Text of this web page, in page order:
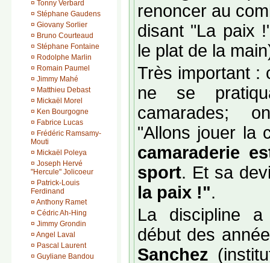
¤ Tonny Verbard
¤ Stéphane Gaudens
¤ Giovany Sorlier
¤ Bruno Courteaud
¤ Stéphane Fontaine
¤ Rodolphe Marlin
¤ Romain Paumel
¤ Jimmy Mahé
¤ Matthieu Debast
¤ Mickaël Morel
¤ Ken Bourgogne
¤ Fabrice Lucas
¤ Frédéric Ramsamy-
Mouti
¤ Mickaël Poleya
¤ Joseph Hervé
"Hercule" Jolicoeur
¤ Patrick-Louis
Ferdinand
¤ Anthony Ramet
¤ Cédric Ah-Hing
¤ Jimmy Grondin
¤ Angel Laval
¤ Pascal Laurent
¤ Guyliane Bandou
renoncer au
disant "La paix
le plat de la
Très important :
ne se
camarades;
"Allons jouer la
camaraderie
sport. Et sa
la paix !".
La discipline
début des
Sanchez